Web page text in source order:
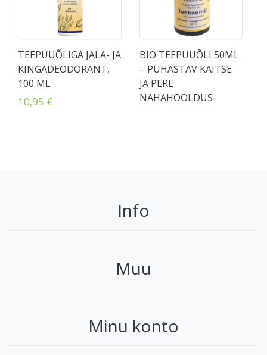
TEEPUUÕLIGA JALA- JA
KINGADEODORANT,
100 ML
10,95 €
BIO TEEPUUÕLI 50ML
– PUHASTAV KAITSE
JA PERE
NAHAHOOLDUS
Info
Muu
Minu konto